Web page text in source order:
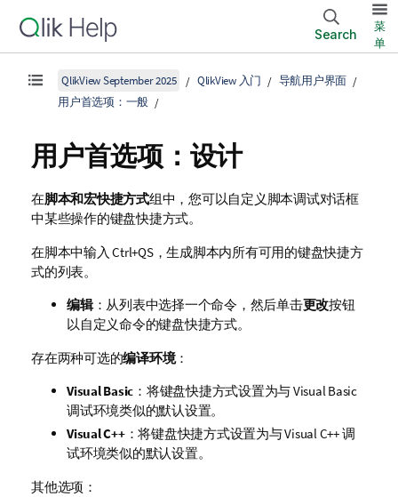
Search
菜
单
QlikView September 2025 QlikView 入门
导航用户界面
用户首选项：一般
用户首选项：设计
在脚本和宏快捷方式组中，您可以自定义脚本调试对话框
中某些操作的键盘快捷方式。
在脚本中输入 Ctrl+QS，生成脚本内所有可用的键盘快捷方
式的列表。
编辑：从列表中选择一个命令，然后单击更改按钮
以自定义命令的键盘快捷方式。
存在两种可选的编译环境：
Visual Basic ：将键盘快捷方式设置为与 Visual Basic
调试环境类似的默认设置。
Visual C++：将键盘快捷方式设置为与 Visual C++ 调
试环境类似的默认设置。
其他选项：